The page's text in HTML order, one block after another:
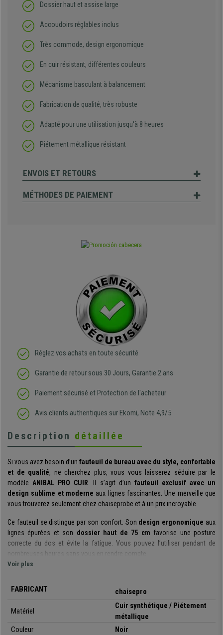
Dossier haut et assise large
Accoudoirs réglables inclus
Très commode, design ergonomique
En cuir résistant, différentes couleurs
Mécanisme basculant à balancement
Fabrication de qualité, très robuste
Adapté pour une utilisation jusqu'à 8 heures
Piétement métallique résistant
ENVOIS ET RETOURS
MÉTHODES DE PAIEMENT
Réglez vos achats en toute sécurité
Garantie de retour sous 30 Jours, Garantie 2 ans
Paiement sécurisé et Protection de l'acheteur
Avis clients authentiques sur Ekomi, Note 4,9/5
Description détaillée
Si vous avez besoin d’un fauteuil de bureau avec du style, confortable
et de qualité, ne cherchez plus, vous vous laisserez séduire par le
modèleANIBAL PRO CUIR. Il s’agit d’un fauteuil exclusif avec un
design sublime et moderne aux lignes fascinantes. Une merveille que
vous trouverez seulement chez chaiseprobe et à un prix incroyable.
Ce fauteuil se distingue par son confort. Son design ergonomique aux
lignes épurées et son dossier haut de 75 cm favorise une posture
correcte du dos et évite la fatigue. Vous pouvez l’utiliser pendant de
nombreuses heures sans vous en rendre compte.
sensation très agréable. De plus, lesaccoudoirs sont ajustables en
, une caractéristique permettant d’obtenir facilement votre
position idéale et ajoutant un peu plus de confort.
Soulignons également le mécanisme basculant à balancement
Voir plus
FABRICANT chaisepro
Matériel
Cuir synthétique / Piétement
métallique
Couleur
Noir